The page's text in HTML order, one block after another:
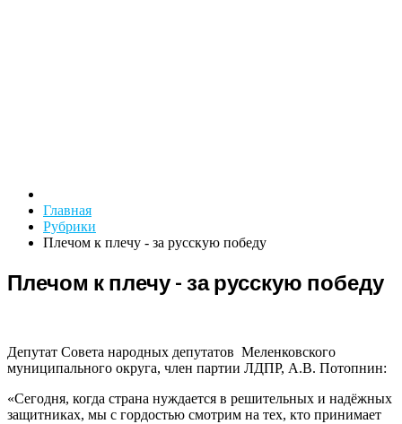
Главная
Рубрики
Плечом к плечу - за русскую победу
Плечом к плечу - за русскую победу
Депутат Совета народных депутатов Меленковского
муниципального округа, член партии ЛДПР, А.В. Потопнин:
«Сегодня, когда страна нуждается в решительных и надёжных
защитниках, мы с гордостью смотрим на тех, кто принимает